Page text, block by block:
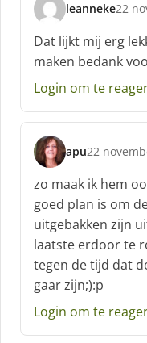
leanneke
s
c
h
r
e
f
22
Dat lijkt mij erg
maken bedank
Login om te
apu
s
h
r
e
e
f
22
zo maak ik hem
goed plan is om
uitgebakken zijn
laatste erdoor te
tegen de tijd dat
gaar zijn;):p
Login om te